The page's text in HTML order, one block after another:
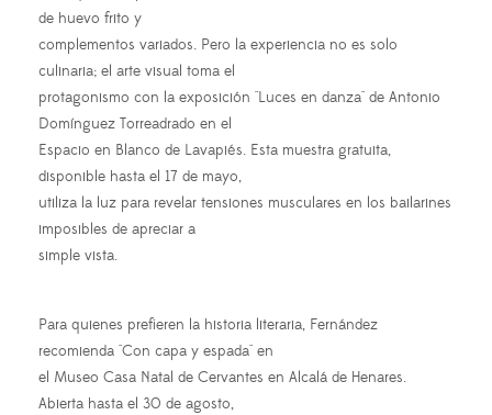
de huevo frito y
complementos variados. Pero la experiencia no es solo
culinaria; el arte visual toma el
protagonismo con la exposición "Luces en danza" de Antonio
Domínguez Torreadrado en el
Espacio en Blanco de Lavapiés. Esta muestra gratuita,
disponible hasta el 17 de mayo,
utiliza la luz para revelar tensiones musculares en los bailarines
imposibles de apreciar a
simple vista.
Para quienes prefieren la historia literaria, Fernández
recomienda "Con capa y espada" en
el Museo Casa Natal de Cervantes en Alcalá de Henares.
Abierta hasta el 30 de agosto,